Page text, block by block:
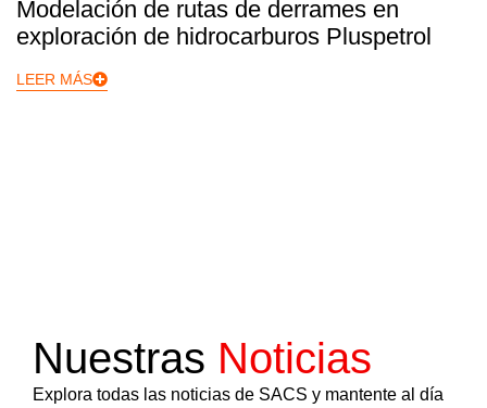
Modelación de rutas de derrames en
exploración de hidrocarburos Pluspetrol
LEER MÁS
Nuestras Noticias
Explora todas las noticias de SACS y mantente al día